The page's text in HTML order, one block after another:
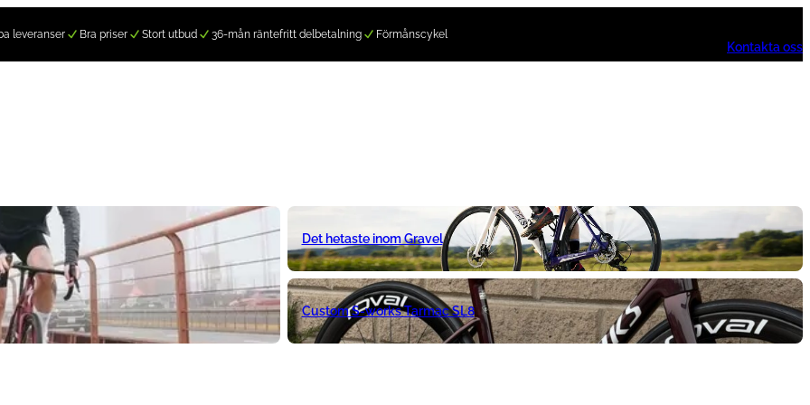
leveranser Bra priser Stort utbud 36-mån räntefritt delbetalning Förmånscykel
Kontakta oss
Det hetaste inom Gravel
Custom S-works Tarmac SL8